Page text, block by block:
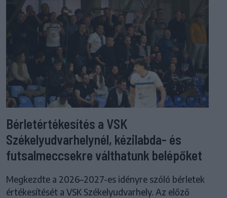
Bérletértékesítés a VSK
Székelyudvarhelynél, kézilabda- és
futsalmeccsekre válthatunk belépőket
Megkezdte a 2026–2027-es idényre szóló bérletek
értékesítését a VSK Székelyudvarhely. Az előző